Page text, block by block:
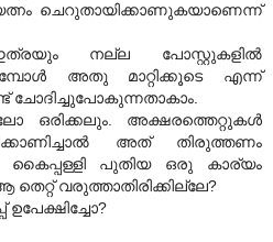
ചെറുതായിക്കാണുകയാണെന്ന്
നല്ല പോസ്റ്റുകളില്‍
അതു മാറ്റിക്കൂടെ എന്ന്
ഒരിക്കലും. അക്ഷരത്തെറ്റുകള്‍
അത് തിരുത്തണം
കൈപ്പള്ളി പുതിയ ഒരു കാര്യം
തെറ്റ് വരുത്താതിരിക്കില്ലേ?